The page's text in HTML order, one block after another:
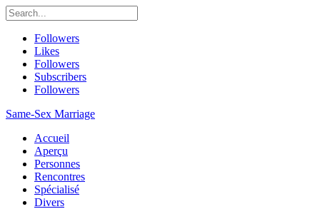
Followers
Likes
Followers
Subscribers
Followers
Same-Sex Marriage
Accueil
Aperçu
Personnes
Rencontres
Spécialisé
Divers